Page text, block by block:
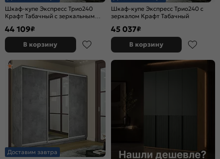
Шкаф-купе Экспресс Трио240
Крафт Табачный с зеркальным
44 109₽
В корзину
Шкаф-купе Экспресс Трио240 с
зеркалом Крафт Табачный
45 037₽
В корзину
Доставим завтра